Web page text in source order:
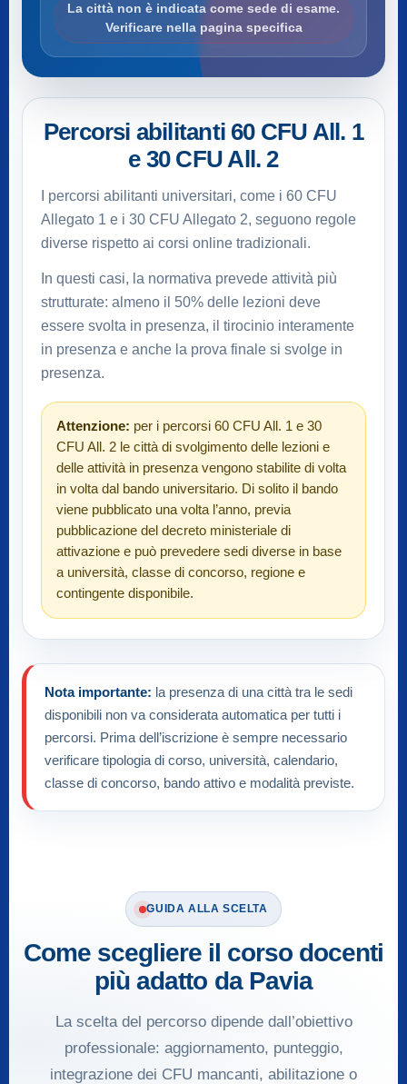
La città non è indicata come sede di esame.
Verificare nella pagina specifica
Percorsi abilitanti 60 CFU All. 1
e 30 CFU All. 2
I percorsi abilitanti universitari, come i 60 CFU
Allegato 1 e i 30 CFU Allegato 2, seguono regole
diverse rispetto ai corsi online tradizionali.
In questi casi, la normativa prevede attività più
strutturate: almeno il 50% delle lezioni deve
essere svolta in presenza, il tirocinio interamente
in presenza e anche la prova finale si svolge in
presenza.
Attenzione: per i percorsi 60 CFU All. 1 e 30
CFU All. 2 le città di svolgimento delle lezioni e
delle attività in presenza vengono stabilite di volta
in volta dal bando universitario. Di solito il bando
viene pubblicato una volta l’anno, previa
pubblicazione del decreto ministeriale di
attivazione e può prevedere sedi diverse in base
a università, classe di concorso, regione e
contingente disponibile.
Nota importante: la presenza di una città tra le sedi
disponibili non va considerata automatica per tutti i
percorsi. Prima dell’iscrizione è sempre necessario
verificare tipologia di corso, università, calendario,
classe di concorso, bando attivo e modalità previste.
GUIDA ALLA SCELTA
Come scegliere il corso docenti
più adatto da Pavia
La scelta del percorso dipende dall’obiettivo
professionale: aggiornamento, punteggio,
integrazione dei CFU mancanti, abilitazione o